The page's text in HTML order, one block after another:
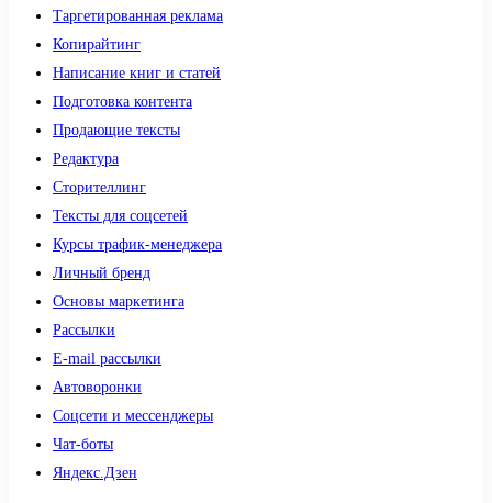
Таргетированная реклама
Копирайтинг
Написание книг и статей
Подготовка контента
Продающие тексты
Редактура
Сторителлинг
Тексты для соцсетей
Курсы трафик-менеджера
Личный бренд
Основы маркетинга
Рассылки
E-mail рассылки
Автоворонки
Соцсети и мессенджеры
Чат-боты
Яндекс.Дзен